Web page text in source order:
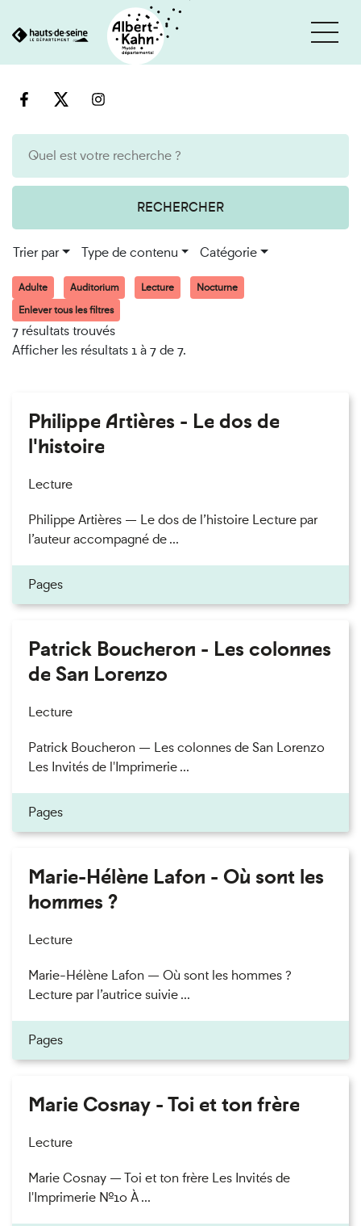
au
RECHERCHER
Trier par Type de contenu Catégorie
Adulte Auditorium Lecture
Nocturne
Enlever tous les filtres
7 résultats trouvés
Afficher les résultats 1 à 7 de 7.
Philippe Artières - Le dos de
l'histoire
Lecture
Philippe Artières — Le dos de l’histoire Lecture par
l’auteur accompagné de ...
Pages
Patrick Boucheron - Les colonnes
de San Lorenzo
Lecture
Patrick Boucheron — Les colonnes de San Lorenzo
Les Invités de l'Imprimerie ...
Pages
Marie-Hélène Lafon - Où sont les
hommes ?
Lecture
Marie-Hélène Lafon — Où sont les hommes ?
Lecture par l’autrice suivie ...
Pages
Marie Cosnay - Toi et ton frère
Lecture
Marie Cosnay — Toi et ton frère Les Invités de
l'Imprimerie n°10 À ...
Cookies et traceurs utilisés sur ce site